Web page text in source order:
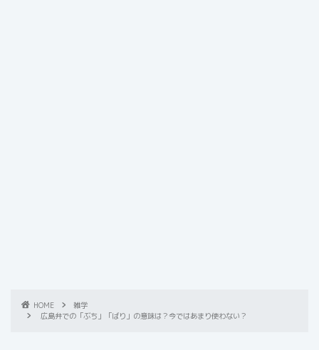
HOME
雑学
広島弁での「ぶち」「ばり」の意味は？今ではあまり使わない？